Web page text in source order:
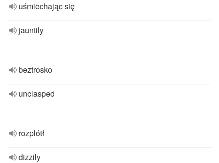
uśmiechając się
jauntily
beztrosko
unclasped
rozplótł
dizzily